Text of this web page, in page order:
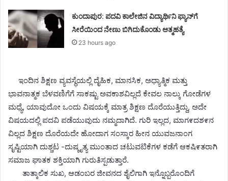
ಕುಂದಾಪುರ: ಪದವಿ ಕಾಲೇಜಿನ ವಿದ್ಯಾರ್ಥಿನಿ ಫ್ಯಾನ್‌ಗೆ
ಸೀರೆಯಿಂದ ನೇಣು ಬಿಗಿದುಕೊಂಡು ಆತ್ಮಹತ್ಯೆ
23 hours ago
ಇಂದಿನ ಶಿಕ್ಷಣ ವ್ಯವಸ್ಥೆಯಲ್ಲಿ ದೈಹಿಕ, ಮಾನಸಿಕ, ಅಧ್ಯಾತ್ಮಿಕ ಮತ್ತು
ಭಾವನಾತ್ಮಕ ಬೆಳವಣಿಗೆಗೆ ಸಾಕಷ್ಟು ಅವಕಾಶವಿಲ್ಲದೆ ಕೇವಲ ನಾಲ್ಕು ಗೋಡೆಗಳ
ಮಧ್ಯೆ, ಯಾವುದೋ ಒಂದು ವಿಷಯಕ್ಕೆ ಮಾತ್ರ ಶಿಕ್ಷಣ ದೊರೆಯುತ್ತಿದ್ದು, ಅದೇ
ವಿಷಯದಲ್ಲಿ ಪದವಿ ಪಡೆಯುವುದು ನಮ್ಮದಾಗಿದೆ. ಗುರಿ ಇಲ್ಲದ, ಮಾಗ೯ದಶ೯ನ
ವಿಲ್ಲದ ಶಿಕ್ಷಣ ದೊರೆಯದೇ ಹೋದಾಗ ಸಂಸ್ಕಾರ ಹೀನ ಯುವಜನಾಂಗ
ಸೃಷ್ಟಿಯಾಗಿ ದುಶ್ಚಟ -ದುಷ್ಕೃತ್ಯ ಮುಂತಾದ ಚಟುವಟಿಕೆಗಳ ಕಡೆಗೆ ಆಕಷಿ೯ತರಾಗಿ
ಸಮಾಜ ಘಾತಕ ಶಕ್ತಿಯಾಗಿ ಗುರುತಿಸ್ಪಡುತ್ತಾರೆ.
ತಾತ್ಕಾಲಿಕ ಸುಖ, ಆಡಂಬರ ಜೀವನದ ಶೈಲಿಗಾಗಿ ಇನ್ನೊಬ್ಬರೊಂದಿಗೆ